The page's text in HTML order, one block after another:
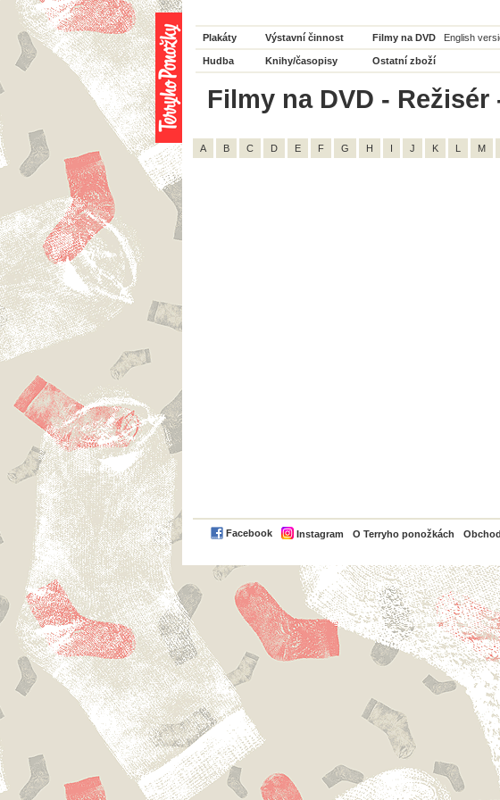
Plakáty Výstavní činnost Filmy na DVD English
Hudba Knihy/časopisy Ostatní zboží
Filmy na DVD -
A B C D E F G H I J K L M
Facebook Instagram O Terryho ponožkách PayPal